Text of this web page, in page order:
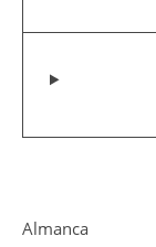
Almanca